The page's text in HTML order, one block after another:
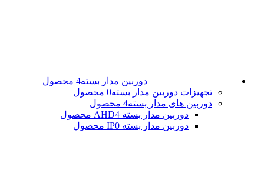
دوربین مدار بسته4 محصول
تجهیزات دوربین مدار بسته0 محصول
دوربین های مدار بسته4 محصول
دوربین مدار بسته AHD 4 محصول
دوربین مدار بسته IP 0 محصول